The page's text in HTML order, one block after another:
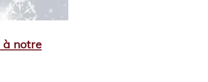
à notre